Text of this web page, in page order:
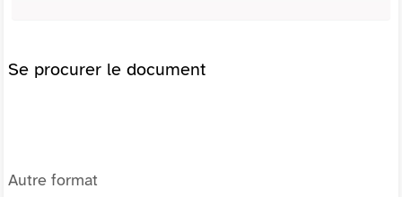
Se procurer le document
Autre format